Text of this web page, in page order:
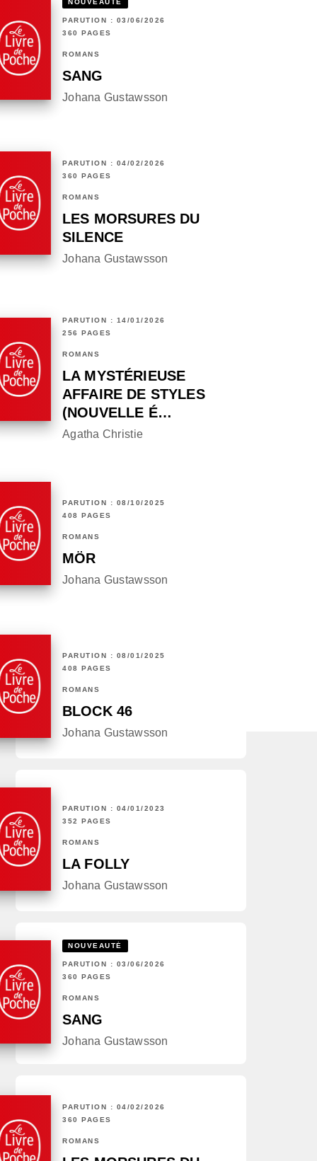
NOUVEAUTÉ
PARUTION : 03/06/2026
360 PAGES
ROMANS
SANG
Johana Gustawsson
PARUTION : 04/02/2026
360 PAGES
ROMANS
LES MORSURES DU
SILENCE
Johana Gustawsson
PARUTION : 14/01/2026
256 PAGES
ROMANS
LA MYSTÉRIEUSE
AFFAIRE DE STYLES
(NOUVELLE É…
Agatha Christie
PARUTION : 08/10/2025
408 PAGES
ROMANS
MÖR
Johana Gustawsson
PARUTION : 08/01/2025
408 PAGES
ROMANS
BLOCK 46
Johana Gustawsson
PARUTION : 04/01/2023
352 PAGES
ROMANS
LA FOLLY
Johana Gustawsson
NOUVEAUTÉ
PARUTION : 03/06/2026
360 PAGES
ROMANS
SANG
Johana Gustawsson
PARUTION : 04/02/2026
360 PAGES
ROMANS